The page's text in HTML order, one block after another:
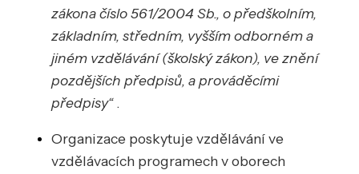
zákona číslo 561/2004 Sb., o předškolním,
základním, středním, vyšším odborném a
jiném vzdělávání (školský zákon), ve znění
pozdějších předpisů, a prováděcími
předpisy“.
Organizace poskytuje vzdělávání ve
vzdělávacích programech v oborech